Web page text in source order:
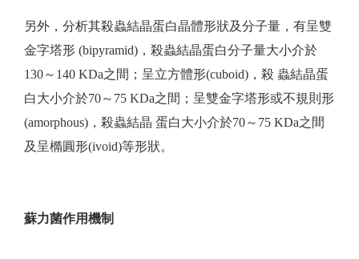
另外，分析其殺蟲結晶蛋白晶體形狀及分子量，有呈雙
金字塔形 (bipyramid)，殺蟲結晶蛋白分子量大小介於
130～140 KDa之間；呈立方體形(cuboid)，殺 蟲結晶蛋
白大小介於70～75 KDa之間；呈雙金字塔形或不規則形
(amorphous)，殺蟲結晶 蛋白大小介於70～75 KDa之間
及呈橢圓形(ivoid)等形狀。
蘇力菌作用機制